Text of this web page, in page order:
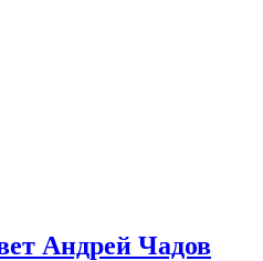
Андрей Чадов